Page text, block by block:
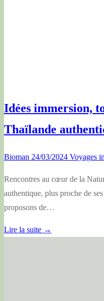
Idées immersion,
Thaïlande
Bioman 24/03/2024 Voyages
Rencontres au cœur de la
authentique, plus proche de
proposons de…
Lire la suite →